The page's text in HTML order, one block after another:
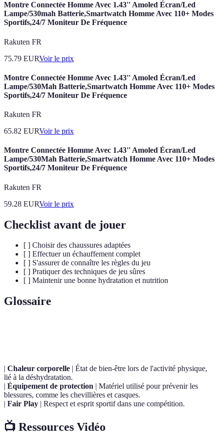
Montre Connectée Homme Avec 1.43'' Amoled Écran/Led
Lampe/530mah Batterie,Smartwatch Homme Avec 110+ Modes
Sportifs,24/7 Moniteur De Fréquence
Rakuten FR
75.79 EURVoir le prix
Montre Connectée Homme Avec 1.43'' Amoled Écran/Led
Lampe/530Mah Batterie,Smartwatch Homme Avec 110+ Modes
Sportifs,24/7 Moniteur De Fréquence
Rakuten FR
65.82 EURVoir le prix
Montre Connectée Homme Avec 1.43'' Amoled Écran/Led
Lampe/530Mah Batterie,Smartwatch Homme Avec 110+ Modes
Sportifs,24/7 Moniteur De Fréquence
Rakuten FR
59.28 EURVoir le prix
Checklist avant de jouer
[ ] Choisir des chaussures adaptées
[ ] Effectuer un échauffement complet
[ ] S'assurer de connaître les règles du jeu
[ ] Pratiquer des techniques de jeu sûres
[ ] Maintenir une bonne hydratation et nutrition
Glossaire
| Chaleur corporelle | État de bien-être lors de l'activité physique,
lié à la déshydratation.
| Équipement de protection | Matériel utilisé pour prévenir les
blessures, comme les chevillières et casques.
| Fair Play | Respect et esprit sportif dans une compétition.
📺 Ressources Vidéo